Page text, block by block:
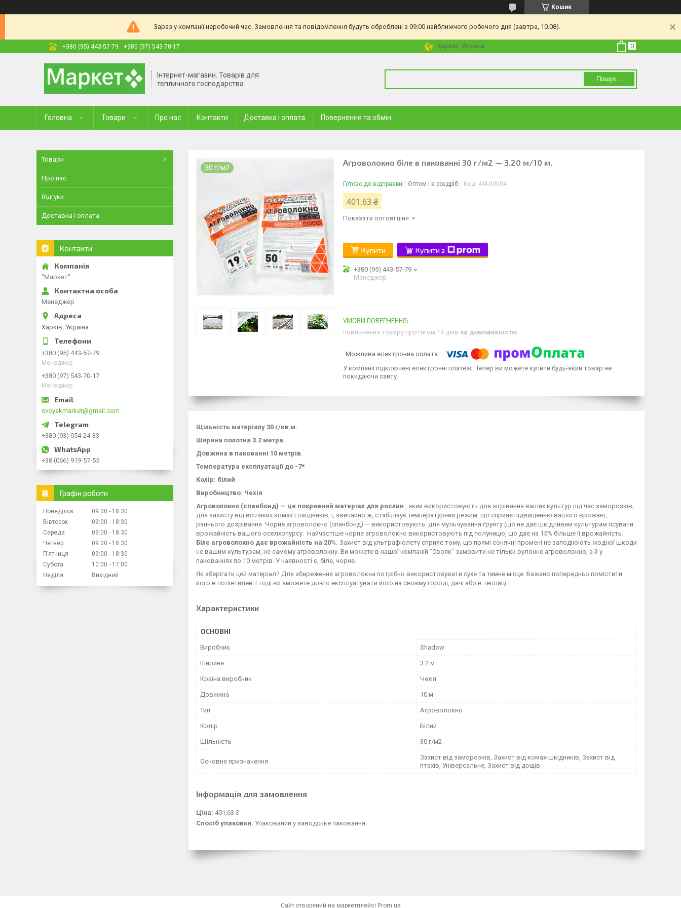
Кошик
Зараз у компанії неробочий час. Замовлення та повідомлення будуть оброблені з 09:00 найближчого робочого дня (завтра, 10.08).
+380 (95) 443-57-79 +380 (97) 543-70-17 Харків, Україна
Інтернет-магазин. Товарів для
тепличного господарства
Пошук...
Головна Товари Про нас Контакти Доставка і оплата Повернення та обмін
30 г/м2
Агроволокно біле в пакованні 30 г/м2 — 3.20 м/10 м.
Готово до відправки Оптом і в роздріб Код: АМ-00004
401,63 ₴
Показати оптові ціни
Купити Купити з
+380 (95) 443-57-79
Менеджер
повернення товару протягом 14 днів за домовленістю
У компанії підключені електронні платежі. Тепер ви можете купити будь-який товар не
покидаючи сайту.
Щільність матеріалу 30 г/кв.м.
Ширина полотна 3.2 метра.
Довжина в пакованні 10 метрів.
Температура експлуатації до -7*
Колір: білий
Виробництво: Чехія
Агроволокно (спанбонд) — це покривний матеріал для рослин
, який використовують для зігрівання ваших культур під час заморозків,
для захисту від всіляких комах і шкідників, і, звичайно ж, стабілізує температурний режим, що сприяє підвищенню вашого врожаю,
раннього дозрівання. Чорне агроволокно (спанбонд) — використовують для мульчування ґрунту (що не дає шкідливим культурам псувати
врожайність вашого оселхопурсу. Найчастіше чорне агроволокно використовують під полуницю, що дає на 15% більше її врожайність.
Біле агроволокно дає врожайність на 20%. Захист від ультрафіолету сприяє тому, що прямі сонячні промені не заподіюють жодної шкоди
не вашим культурам, не самому агроволокну. Ви можете в нашої компаній "Свояк" замовити не тільки рулонне агроволокно, а й у
пакованнях по 10 метрів. У наявності є, біле, чорне.
Як зберігати цей матеріал? Для збереження агроволокна потрібно використовувати сухе та темне місце. Бажано попередньо помістити
його в поліетилен. І тоді ви зможете довго експлуатувати його на своєму городі, дачі або в теплиці.
Характеристики
ОСНОВНІ
Виробник Shadow
Ширина 3.2 м
Країна виробник Чехія
Довжина 10 м
Тип Агроволокно
Колір Білий
Щільність 30 г/м2
Основне призначення
Захист від заморозків, Захист від комах-шкідників, Захист від
птахів, Універсальне, Захист від дощів
Інформація для замовлення
Ціна: 401,63 ₴
Спосіб упаковки: Упакований у заводське паковання.
Товари
Про нас
Відгуки
Доставка і оплата
Контакти
"Маркет"
Менеджер
Харків, Україна
+380 (95) 443-57-79
Менеджер
+380 (97) 543-70-17
Менеджер
svoyakmarket@gmail.com
+380 (93) 054-24-33
+38 (066) 919-57-55
Графік роботи
Понеділок 09:00
18:30
Вівторок
09:00
18:30
Середа
09:00
18:30
Четвер
09:00
18:30
Пʼятниця
09:00
18:30
Субота
10:00
17:00
Неділя
Вихідний
Сайт створений на маркетплейсі Prom.ua